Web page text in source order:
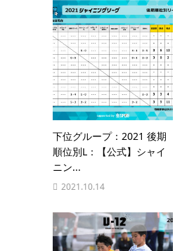
下位グループ：2021 後期
順位別L：【公式】シャイ
ニン...
2021.10.14